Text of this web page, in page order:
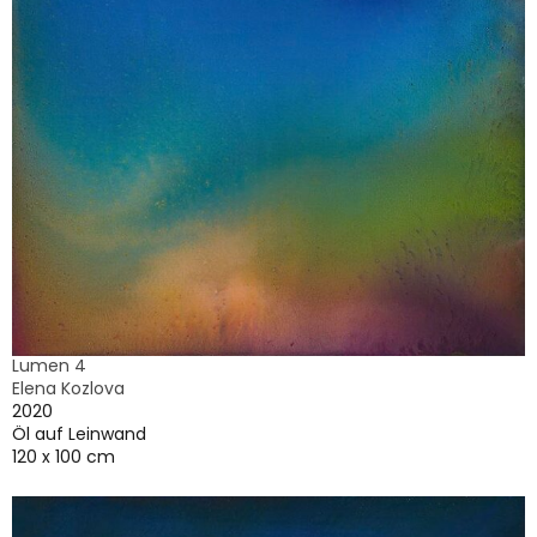
Lumen 4
Elena Kozlova
2020
Öl auf Leinwand
120 x 100 cm